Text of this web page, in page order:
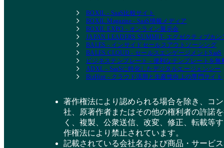
BOXIL - SaaS比較サイト
BOXIL Magazine - SaaS情報メディア
BOXIL EXPO - オンライン展示会
JAPAN LEADERS SUMMIT- エグゼクティブカン
BALES - インサイドセールスアウトソーシング
BALES CLOUD - セールスエンゲージメントSaaS
ビジネステンプレート - 便利なテンプレートを無
ADXL - SaaSに特化したデジタルエージェンシー
BizHint - クラウド活用と生産性向上の専門サイト
著作権法により認められる場合を除き、コ
社、原著作者またはその他の権利者の許諾
く、複製、公衆送信、改変、修正、転載等
作権法により禁止されています。
記載されている会社名および商品・サービ